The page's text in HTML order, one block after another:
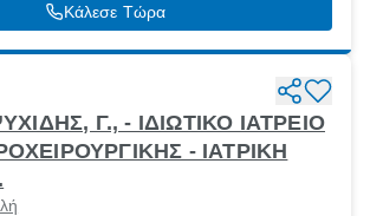
Κάλεσε Τώρα
Γ., - ΙΔΙΩΤΙΚΟ ΙΑΤΡΕΙΟ
- ΙΑΤΡΙΚΗ